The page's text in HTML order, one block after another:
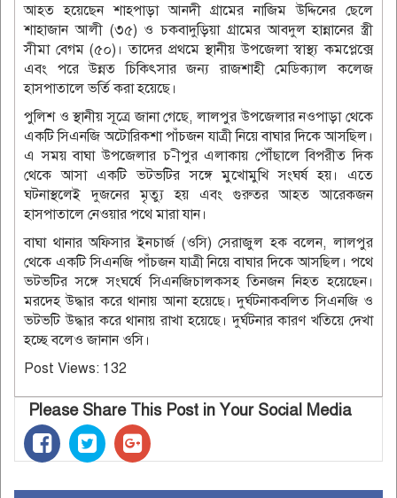
আহত হয়েছেন শাহপাড়া আনদী গ্রামের নাজিম উদ্দিনের ছেলে
শাহাজান আলী (৩৫) ও চকবাদুড়িয়া গ্রামের আবদুল হান্নানের স্ত্রী
সীমা বেগম (৫০)। তাদের প্রথমে স্থানীয় উপজেলা স্বাস্থ্য কমপ্লেক্সে
এবং পরে উন্নত চিকিৎসার জন্য রাজশাহী মেডিক্যাল কলেজ
হাসপাতালে ভর্তি করা হয়েছে।
পুলিশ ও স্থানীয় সূত্রে জানা গেছে, লালপুর উপজেলার নওপাড়া থেকে
একটি সিএনজি অটোরিকশা পাঁচজন যাত্রী নিয়ে বাঘার দিকে আসছিল।
এ সময় বাঘা উপজেলার চ-ীপুর এলাকায় পৌঁছালে বিপরীত দিক
থেকে আসা একটি ভটভটির সঙ্গে মুখোমুখি সংঘর্ষ হয়। এতে
ঘটনাস্থলেই দুজনের মৃত্যু হয় এবং গুরুতর আহত আরেকজন
হাসপাতালে নেওয়ার পথে মারা যান।
বাঘা থানার অফিসার ইনচার্জ (ওসি) সেরাজুল হক বলেন, লালপুর
থেকে একটি সিএনজি পাঁচজন যাত্রী নিয়ে বাঘার দিকে আসছিল। পথে
ভটভটির সঙ্গে সংঘর্ষে সিএনজিচালকসহ তিনজন নিহত হয়েছেন।
মরদেহ উদ্ধার করে থানায় আনা হয়েছে। দুর্ঘটনাকবলিত সিএনজি ও
ভটভটি উদ্ধার করে থানায় রাখা হয়েছে। দুর্ঘটনার কারণ খতিয়ে দেখা
হচ্ছে বলেও জানান ওসি।
Post Views: 132
Please Share This Post in Your Social Media